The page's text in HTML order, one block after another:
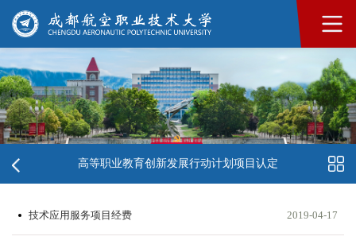
高等职业教育创新发展行动计划项目认定
技术应用服务项目经费 2019-04-17